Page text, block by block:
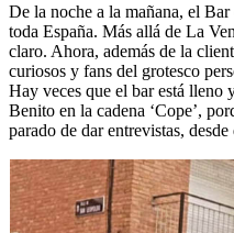
De la noche a la mañana, el
toda España. Más allá de La
claro. Ahora, además de la
curiosos y fans del grotesco
Hay veces que el bar está lleno
Benito en la cadena ‘Cope’,
parado de dar entrevistas,